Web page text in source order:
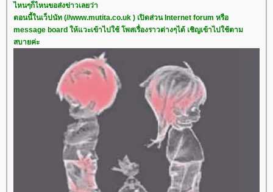
ไหนๆก็ไหนขอส่งข่าวเลยว่า
ตอนนี้ในเว็ปนัท (//www.mutita.co.uk ) เปิดส่วน Internet forum หรือ
message board ให้แวะเข้าไปใช้ โพสเรื่องราวต่างๆได้ เชิญเข้าไปใช้ตาม
สบายค่ะ